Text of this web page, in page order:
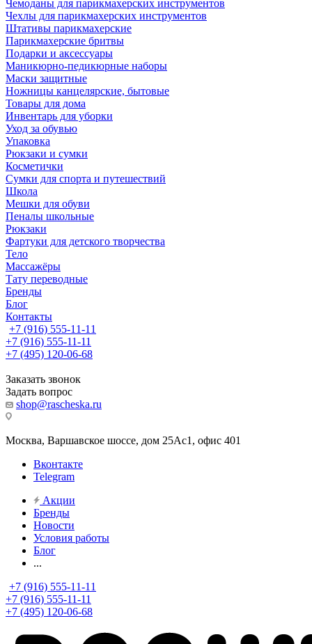
Чемоданы для парикмахерских инструментов
Чехлы для парикмахерских инструментов
Штативы парикмахерские
Парикмахерские бритвы
Подарки и аксессуары
Маникюрно-педикюрные наборы
Маски защитные
Ножницы канцелярские, бытовые
Товары для дома
Инвентарь для уборки
Уход за обувью
Упаковка
Рюкзаки и сумки
Косметички
Сумки для спорта и путешествий
Школа
Мешки для обуви
Пеналы школьные
Рюкзаки
Фартуки для детского творчества
Тело
Массажёры
Тату переводные
Бренды
Блог
Контакты
+7 (916) 555-11-11
+7 (916) 555-11-11
+7 (495) 120-06-68
Заказать звонок
Задать вопрос
shop@rascheska.ru
Москва, Варшавское шоссе, дом 25Аc1, офис 401
Вконтакте
Telegram
Акции
Бренды
Новости
Условия работы
Блог
...
+7 (916) 555-11-11
+7 (916) 555-11-11
+7 (495) 120-06-68